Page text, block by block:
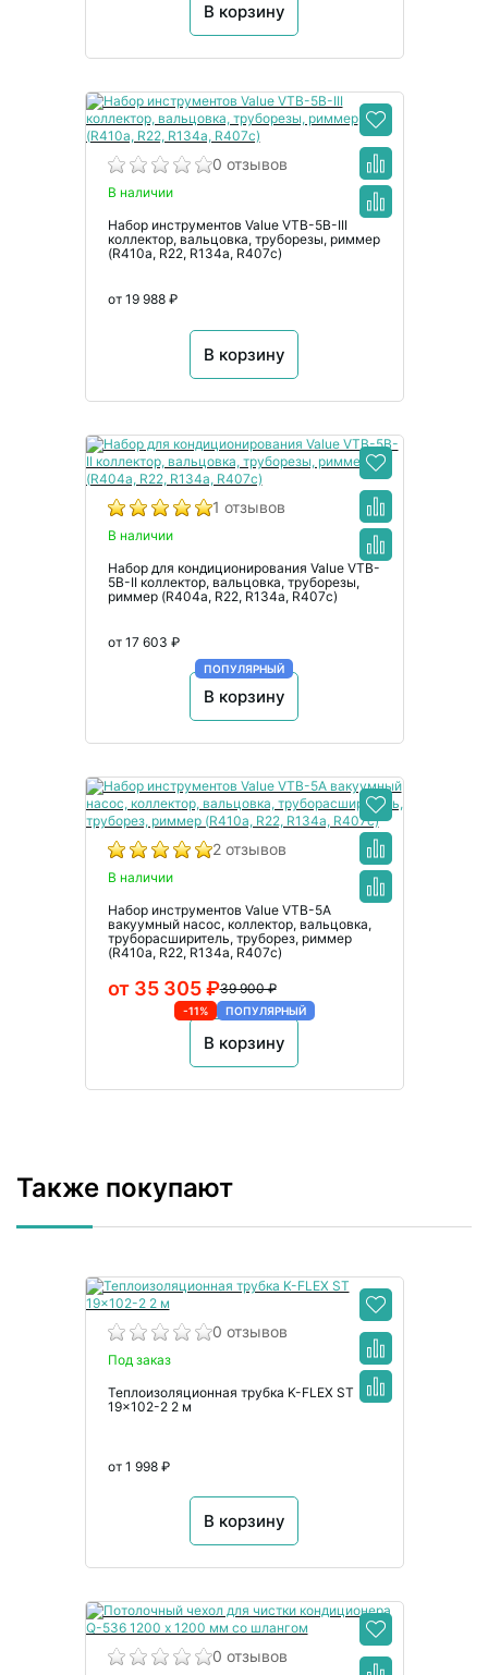
В корзину
0 отзывов
В наличии
Набор инструментов Value VTB-5B-III
коллектор, вальцовка, труборезы, риммер
(R410a, R22, R134а, R407с)
от 19 988 ₽
В корзину
1 отзывов
В наличии
Набор для кондиционирования Value VTB-
5B-II коллектор, вальцовка, труборезы,
риммер (R404a, R22, R134а, R407с)
от 17 603 ₽
В корзину
ПОПУЛЯРНЫЙ
2 отзывов
В наличии
Набор инструментов Value VTB-5A
вакуумный насос, коллектор, вальцовка,
труборасширитель, труборез, риммер
(R410a, R22, R134а, R407с)
39 900 ₽
от 35 305 ₽
В корзину
-11% ПОПУЛЯРНЫЙ
Также покупают
0 отзывов
Под заказ
Теплоизоляционная трубка K-FLEX ST
19x102-2 2 м
от 1 998 ₽
В корзину
0 отзывов